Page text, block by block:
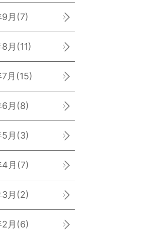
月 (7)
月 (11)
月 (15)
月 (8)
月 (3)
月 (7)
月 (2)
月 (6)